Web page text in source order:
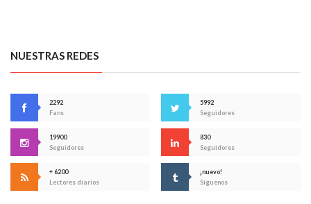
NUESTRAS REDES
2292
Fans
5992
Seguidores
19900
Seguidores
830
Seguidores
+ 6200
Lectores diarios
¡nuevo!
Síguenos